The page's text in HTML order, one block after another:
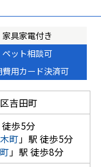
家具家電付き
ペット相談可
費用カード決済可
吉田町
徒歩5分
町 」駅 徒歩5分
」駅 徒歩8分